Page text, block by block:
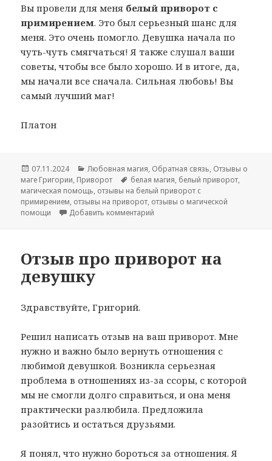
Вы провели для меня белый приворот с
примирением. Это был серьезный шанс для
меня. Это очень помогло. Девушка начала по
чуть-чуть смягчаться! Я также слушал ваши
советы, чтобы все было хорошо. И в итоге, да,
мы начали все сначала. Сильная любовь! Вы
самый лучший маг!
Платон
Опубликовано
07.11.2024 Рубрики
Любовная магия, Обратная связь, Отзывы о
маге Григории, Приворот Метки
белая магия, белый приворот,
магическая помощь, отзывы на белый приворот с
примирением, отзывы на приворот, отзывы о магической
помощи
Добавить комментарий
Отзыв про приворот на
девушку
Здравствуйте, Григорий.
Решил написать отзыв на ваш приворот. Мне
нужно и важно было вернуть отношения с
любимой девушкой. Возникла серьезная
проблема в отношениях из-за ссоры, с которой
мы не смогли долго справиться, и она меня
практически разлюбила. Предложила
разойтись и остаться друзьями.
Я понял, что нужно бороться за отношения. Я